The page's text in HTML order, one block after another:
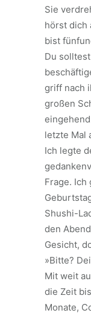
Sie
hörst dich
bist
Du
griff nach
großen
letzte Mal
Ich legte
Frage. Ich
Shushi-
den
Gesicht,
»Bitte?
Mit weit
die Zeit
Monate,